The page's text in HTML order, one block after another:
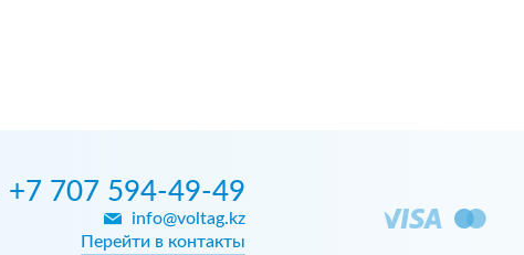
+7 707 594-49-49
info@voltag.kz
Перейти в контакты